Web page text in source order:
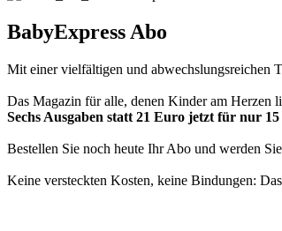
BabyExpress Abo
Mit einer vielfältigen und abwechslungsreichen
Das Magazin für alle, denen Kinder am Herzen
Sechs Ausgaben statt 21 Euro jetzt für nur
Bestellen Sie noch heute Ihr Abo und werden
Keine versteckten Kosten, keine Bindungen: